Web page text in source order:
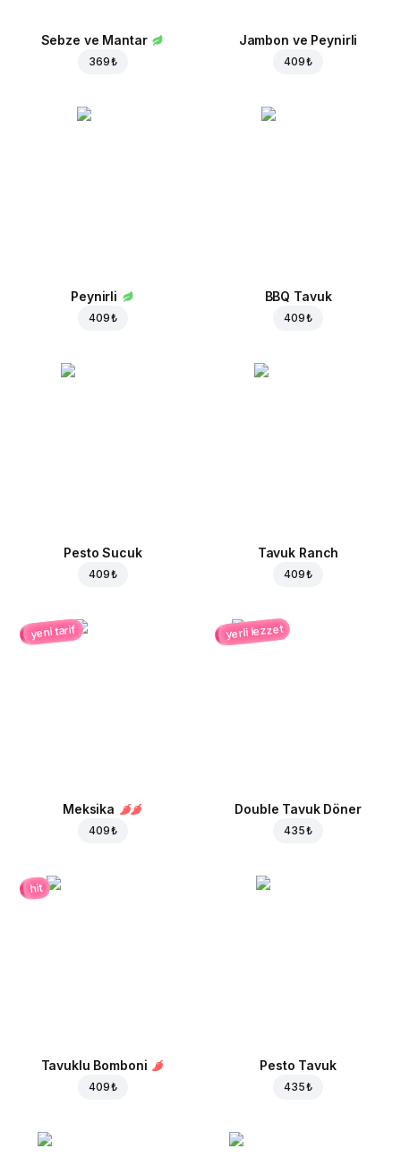
Sebze ve Mantar
369 ₺
Jambon ve Peynirli
409 ₺
Peynirli
409 ₺
BBQ Tavuk
409 ₺
Pesto Sucuk
409 ₺
Tavuk Ranch
409 ₺
yeni tarif
Meksika
409 ₺
yerli lezzet
Double Tavuk Döner
435 ₺
hit
Tavuklu Bomboni
409 ₺
Pesto Tavuk
435 ₺